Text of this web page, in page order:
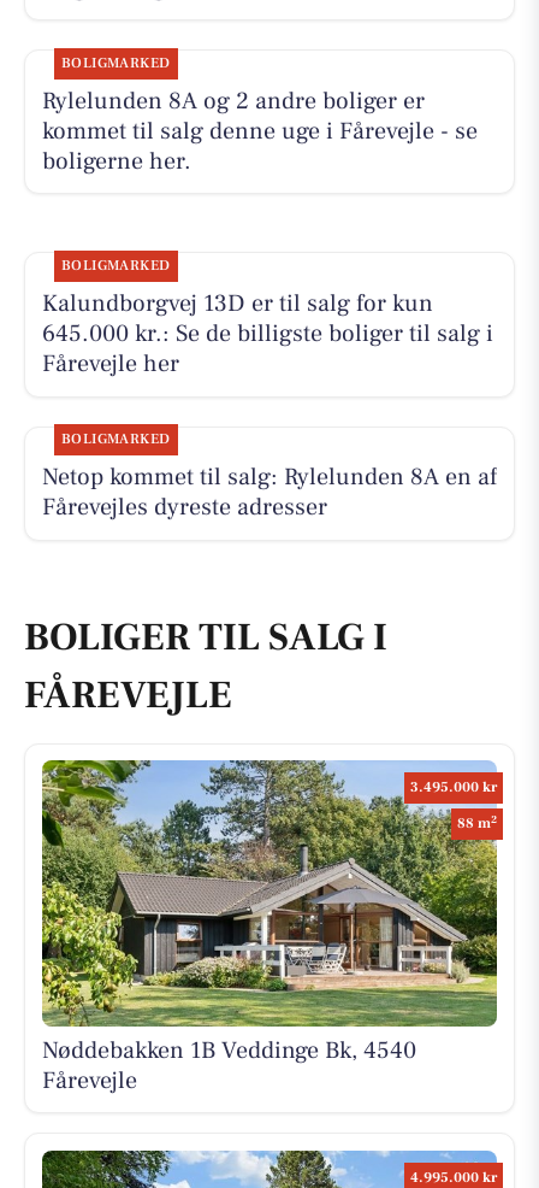
BOLIGMARKED
Rylelunden 8A og 2 andre boliger er
kommet til salg denne uge i Fårevejle - se
boligerne her.
BOLIGMARKED
Kalundborgvej 13D er til salg for kun
645.000 kr.: Se de billigste boliger til salg i
Fårevejle her
BOLIGMARKED
Netop kommet til salg: Rylelunden 8A en af
Fårevejles dyreste adresser
BOLIGER TIL SALG I
FÅREVEJLE
3.495.000 kr
88 m2
Nøddebakken 1B Veddinge Bk, 4540
Fårevejle
4.995.000 kr